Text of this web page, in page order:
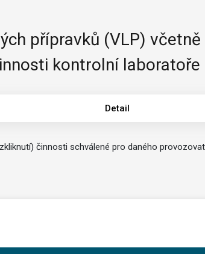
přípravků (VLP)
kontrolní laboratoře
Detail
činnosti schválené pro daného